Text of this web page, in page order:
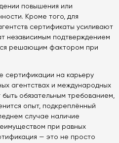
повышения или
Кроме того, для
сертификаты усиливают
независимым подтверждением
решающим фактором при
сертификации на карьеру
агентствах и международных
обязательным требованием,
опыт, подкреплённый
случае наличие
при равных
— это не просто